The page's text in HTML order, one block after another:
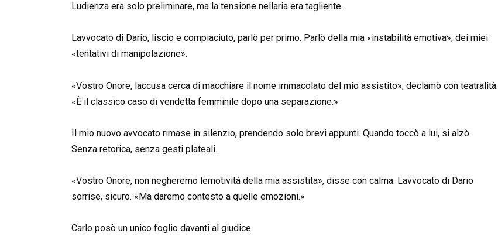
Ludienza era solo preliminare, ma la tensione nellaria era tagliente.
Lavvocato di Dario, liscio e compiaciuto, parlò per primo. Parlò della mia «instabilità emotiva», dei miei
«tentativi di manipolazione».
«Vostro Onore, laccusa cerca di macchiare il nome immacolato del mio assistito», declamò con teatralità.
«È il classico caso di vendetta femminile dopo una separazione.»
Il mio nuovo avvocato rimase in silenzio, prendendo solo brevi appunti. Quando toccò a lui, si alzò.
Senza retorica, senza gesti plateali.
«Vostro Onore, non negheremo lemotività della mia assistita», disse con calma. Lavvocato di Dario
sorrise, sicuro. «Ma daremo contesto a quelle emozioni.»
Carlo posò un unico foglio davanti al giudice.